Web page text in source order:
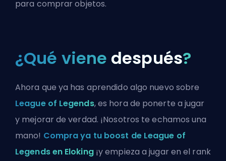
para comprar objetos.
¿Qué viene después?
Ahora que ya has aprendido algo nuevo sobre
League of Legends, es hora de ponerte a jugar
y mejorar de verdad. ¡Nosotros te echamos una
mano! Compra ya tu boost de League of
Legends en Eloking¡y empieza a jugar en el rank